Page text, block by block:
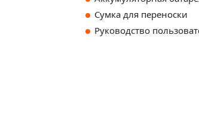
Сумка для переноски
Руководство